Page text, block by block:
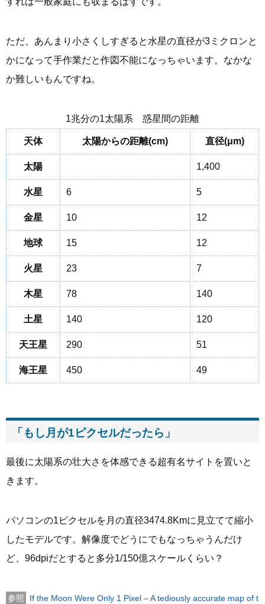
ただ、あんまり小さくしすぎると水星の直径が3ミクロンと
かになって手作業だと作図不能になっちゃいます。なかな
か難しいもんですね。
1兆分の1太陽系 惑星間の距離
天体 太陽からの距離(cm) 直径(μm)
太陽 1,400
水星 6 5
金星 10 12
地球 15 12
火星 23 7
木星 78 140
土星 140 120
天王星 290 51
海王星 450 49
「もし月が1ピクセルだったら」
最後に太陽系の壮大さを体感できる超有名サイトを置いと
きます。
パソコンの1ピクセルを月の直径3474.8Kmに見立てて縮小
したモデルです。解像度でどうにでもなっちゃうんだけ
ど、96dpiだとすると多分1/150億スケールくらい？
If the Moon Were Only 1 Pixel – A tediously accurate map of t